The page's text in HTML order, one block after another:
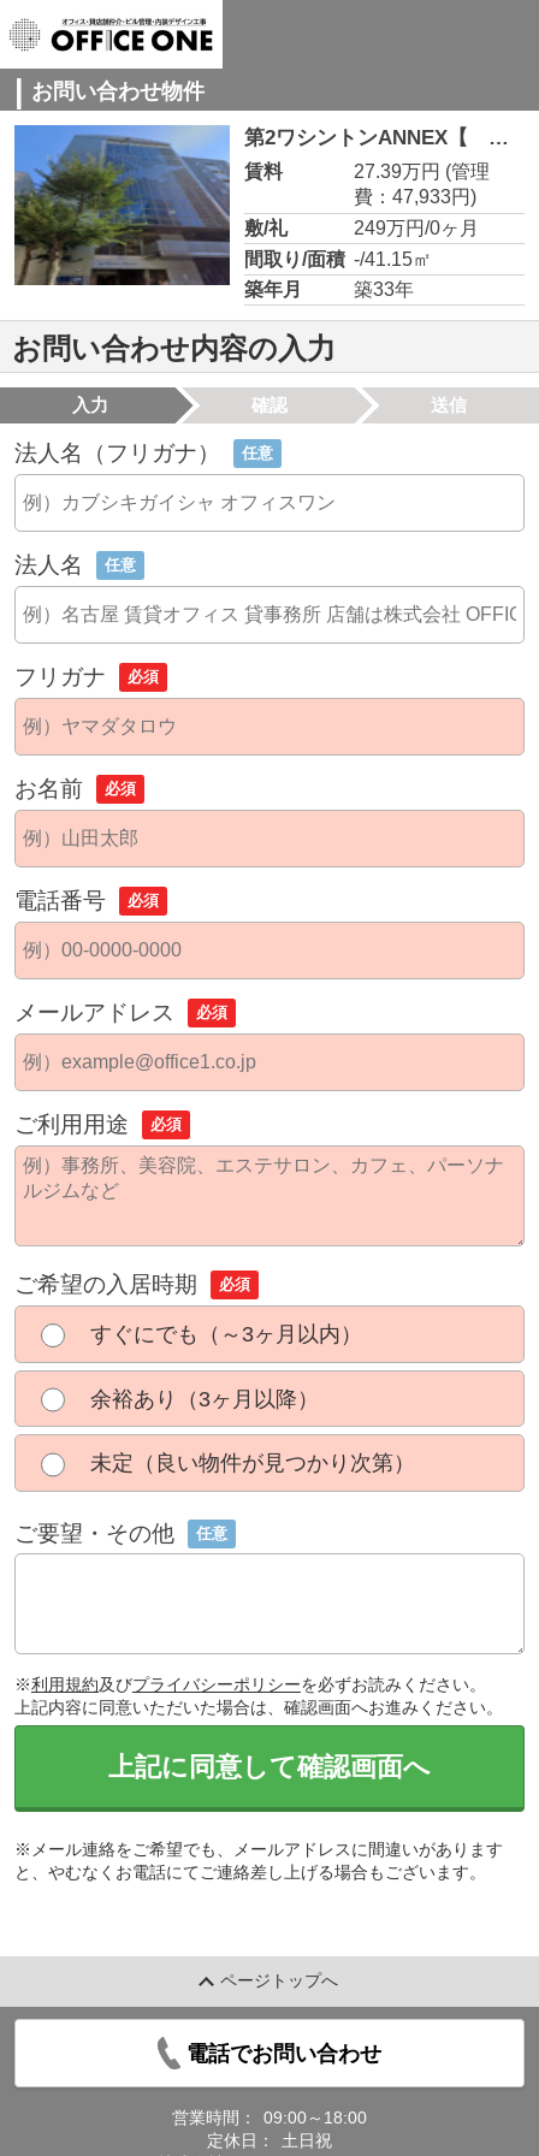
お問い合わせ物件
第2ワシントンANNEX【 飲食系おすすめ 】 4-8
賃料 27.39万円 (管理
費：47,933円)
敷/礼
249万円/0ヶ月
間取り/面積 -/41.15㎡
築年月
築33年
お問い合わせ内容の入力
入力 確認 送信
法人名（フリガナ） 任意
法人名 任意
フリガナ 必須
お名前 必須
電話番号 必須
メールアドレス 必須
ご利用用途 必須
ご希望の入居時期 必須
すぐにでも（～3ヶ月以内）
余裕あり（3ヶ月以降）
未定（良い物件が見つかり次第）
ご要望・その他 任意
※利用規約及びプライバシーポリシーを必ずお読みください。
上記内容に同意いただいた場合は、確認画面へお進みください。
上記に同意して確認画面へ
※メール連絡をご希望でも、メールアドレスに間違いがあります
と、やむなくお電話にてご連絡差し上げる場合もございます。
ページトップへ
電話でお問い合わせ
営業時間：
09:00～18:00
定休日：
土日祝